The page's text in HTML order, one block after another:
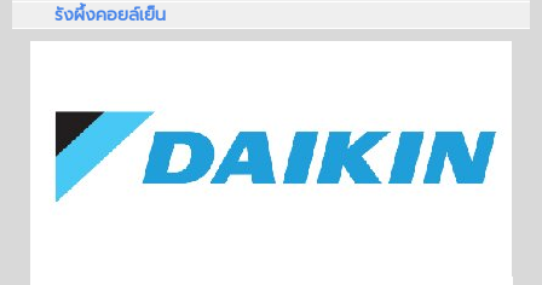
รังผึ้งคอยล์เย็น